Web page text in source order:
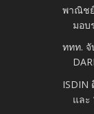
พาณิช
มอบ
ททท. จั
ISDIN
และ